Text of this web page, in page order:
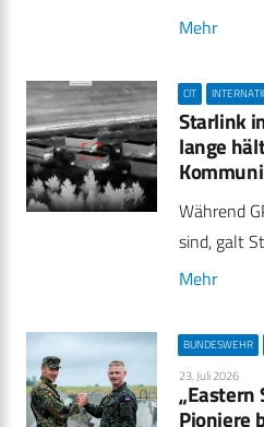
Mehr
CIT
Starlink
lange
Während
sind, galt
Mehr
BUNDESWEHR
23. Juli 2026
„Eastern
Pioniere